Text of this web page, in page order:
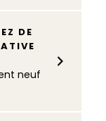
DE
neuf